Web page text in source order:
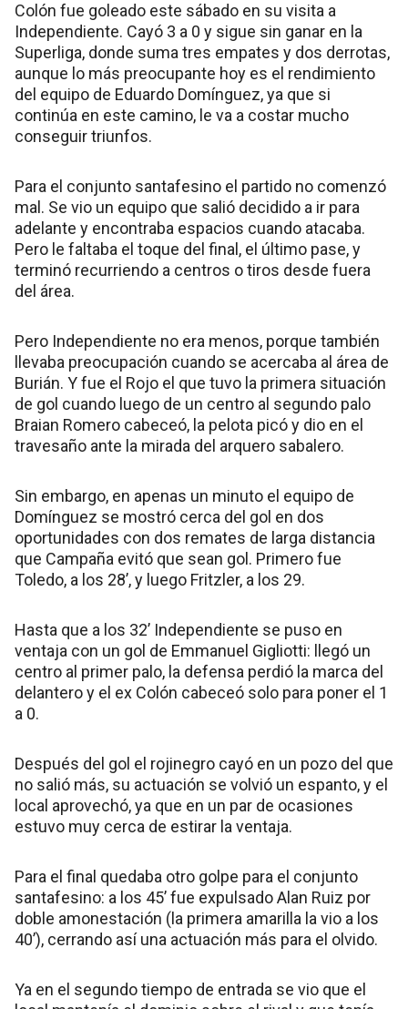
Colón fue goleado este sábado en su visita a
Independiente. Cayó 3 a 0 y sigue sin ganar en la
Superliga, donde suma tres empates y dos derrotas,
aunque lo más preocupante hoy es el rendimiento
del equipo de Eduardo Domínguez, ya que si
continúa en este camino, le va a costar mucho
conseguir triunfos.
Para el conjunto santafesino el partido no comenzó
mal. Se vio un equipo que salió decidido a ir para
adelante y encontraba espacios cuando atacaba.
Pero le faltaba el toque del final, el último pase, y
terminó recurriendo a centros o tiros desde fuera
del área.
Pero Independiente no era menos, porque también
llevaba preocupación cuando se acercaba al área de
Burián. Y fue el Rojo el que tuvo la primera situación
de gol cuando luego de un centro al segundo palo
Braian Romero cabeceó, la pelota picó y dio en el
travesaño ante la mirada del arquero sabalero.
Sin embargo, en apenas un minuto el equipo de
Domínguez se mostró cerca del gol en dos
oportunidades con dos remates de larga distancia
que Campaña evitó que sean gol. Primero fue
Toledo, a los 28’, y luego Fritzler, a los 29.
Hasta que a los 32’ Independiente se puso en
ventaja con un gol de Emmanuel Gigliotti: llegó un
centro al primer palo, la defensa perdió la marca del
delantero y el ex Colón cabeceó solo para poner el 1
a 0.
Después del gol el rojinegro cayó en un pozo del que
no salió más, su actuación se volvió un espanto, y el
local aprovechó, ya que en un par de ocasiones
estuvo muy cerca de estirar la ventaja.
Para el final quedaba otro golpe para el conjunto
santafesino: a los 45’ fue expulsado Alan Ruiz por
doble amonestación (la primera amarilla la vio a los
40’), cerrando así una actuación más para el olvido.
Ya en el segundo tiempo de entrada se vio que el